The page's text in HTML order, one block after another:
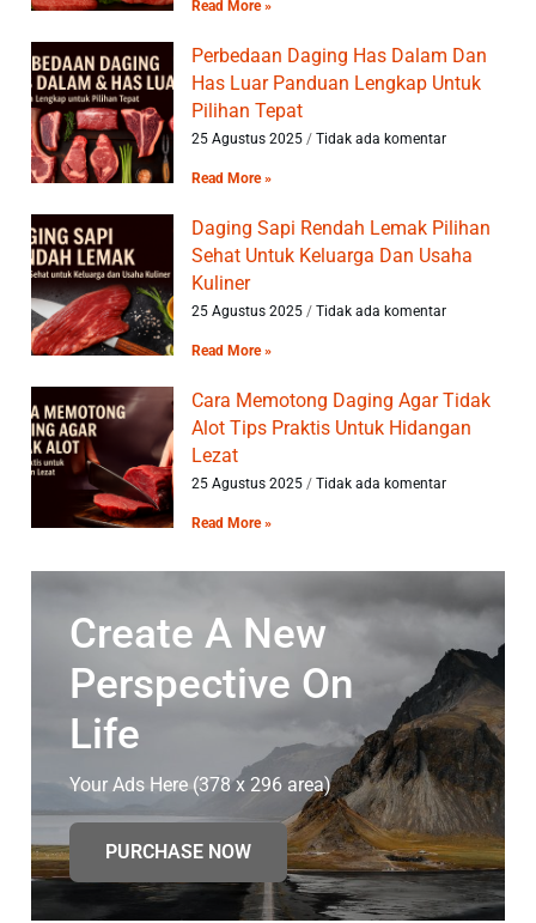
Read More »
Perbedaan Daging Has Dalam Dan
Has Luar Panduan Lengkap Untuk
Pilihan Tepat
25 Agustus 2025 Tidak ada komentar
Read More »
Daging Sapi Rendah Lemak Pilihan
Sehat Untuk Keluarga Dan Usaha
Kuliner
25 Agustus 2025 Tidak ada komentar
Read More »
Cara Memotong Daging Agar Tidak
Alot Tips Praktis Untuk Hidangan
Lezat
25 Agustus 2025 Tidak ada komentar
Read More »
Create A New
Perspective On
Life
Your Ads Here (378 x 296 area)
PURCHASE NOW